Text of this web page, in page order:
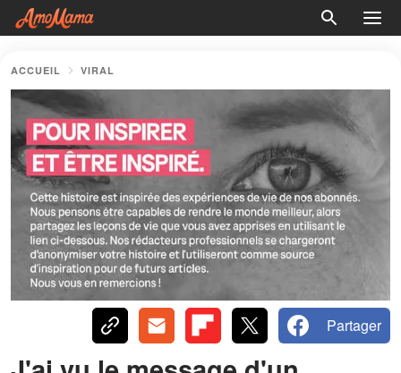
ACCUEIL VIRAL
Partager